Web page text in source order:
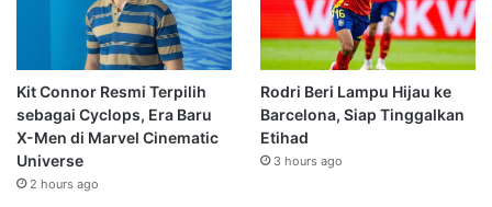
Kit Connor Resmi Terpilih
sebagai Cyclops, Era Baru
X-Men di Marvel Cinematic
Universe
2 hours ago
Rodri Beri Lampu Hijau ke
Barcelona, Siap Tinggalkan
Etihad
3 hours ago